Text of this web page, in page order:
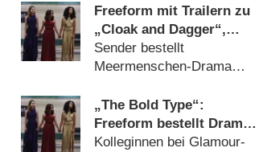
(01.02.2019)
Freeform mit Trailern zu
„Cloak and Dagger“,
„The Bold Type“, „Siren“
Sender bestellt
Meermenschen-Drama
„The Bold Type“:
Freeform bestellt Drama-
Serie um
Kolleginnen bei Glamour-